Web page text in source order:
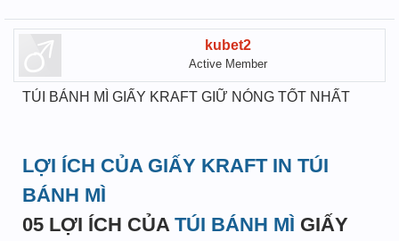
kubet2
Active Member
TÚI BÁNH MÌ GIẤY KRAFT GIỮ NÓNG TỐT NHẤT
LỢI ÍCH CỦA GIẤY KRAFT IN TÚI
BÁNH MÌ
05 LỢI ÍCH CỦA TÚI BÁNH MÌ GIẤY